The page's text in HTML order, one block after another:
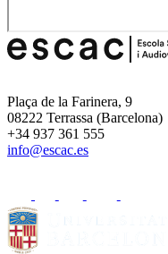
Plaça de la Farinera, 9
08222 Terrassa (Barcelona)
+34 937 361 555
info@escac.es